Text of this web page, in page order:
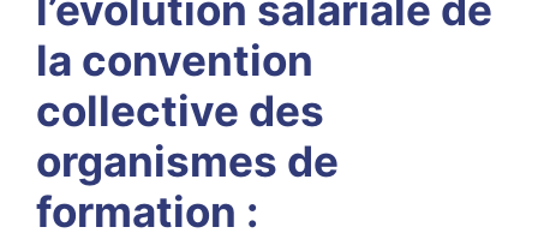
la convention
collective des
organismes de
formation :